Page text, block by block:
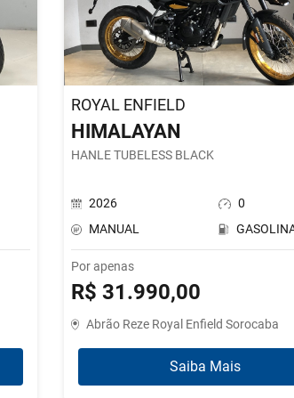
ROYAL ENFIELD
HIMALAYAN
HANLE TUBELESS BLACK
2026
0
MANUAL
Por apenas
R$ 31.990,00
Abrão Reze Royal Enfield Sorocaba
Saiba Mais